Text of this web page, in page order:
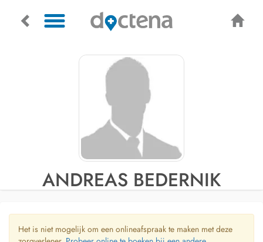
ANDREAS BEDERNIK
Het is niet mogelijk om een onlineafspraak te maken met deze